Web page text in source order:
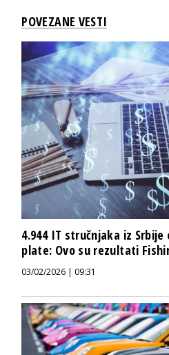
POVEZANE VESTI
4.944 IT stručnjaka iz
plate: Ovo su rezultati
03/02/2026 | 09:31